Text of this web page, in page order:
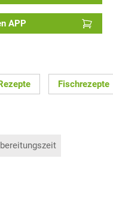
APP
Fischrezepte